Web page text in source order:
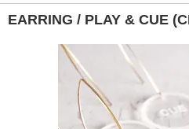
EARRING / PLAY & CUE